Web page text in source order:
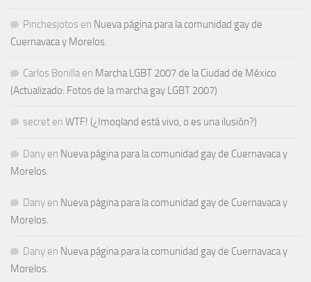
Pinchesjotos en Nueva página para la comunidad gay de
Cuernavaca y Morelos.
Carlos Bonilla en Marcha LGBT 2007 de la Ciudad de México
(Actualizado: Fotos de la marcha gay LGBT 2007)
secret en WTF! (¿Imoqland está vivo, o es una ilusión?)
Dany en Nueva página para la comunidad gay de Cuernavaca y
Morelos.
Dany en Nueva página para la comunidad gay de Cuernavaca y
Morelos.
Dany en Nueva página para la comunidad gay de Cuernavaca y
Morelos.